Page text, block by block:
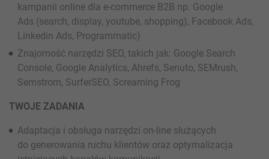
kampanii online dla e-commerce B2B np. Google
Ads (search, display, youtube, shopping), Facebook Ads,
Linkedin Ads, Programmatic)
Znajomość narzędzi SEO, takich jak: Google Search
Console, Google Analytics, Ahrefs, Senuto, SEMrush,
Semstrom, SurferSEO, Screaming Frog
TWOJE ZADANIA
Adaptacja i obsługa narzędzi on-line służących
do generowania ruchu klientów oraz optymalizacja